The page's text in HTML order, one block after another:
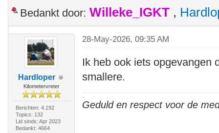
Bedankt door: Willeke_IGKT ,
Hardloper
Kilometervreter
Berichten: 4.192
Topics: 132
Lid sinds: Apr 2023
Bedankt: 4664
28-May-2026, 09:35 AM
Ik heb ook iets opgevangen
smallere.
Geduld en respect voor de